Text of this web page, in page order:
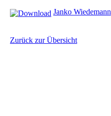
Janko Wiedemann
Zurück zur Übersicht